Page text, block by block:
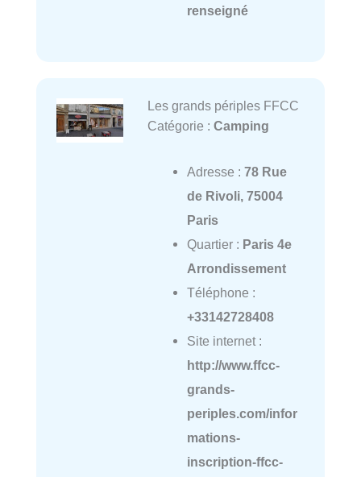
renseigné
Les grands périples FFCC
Catégorie : Camping
Adresse : 78 Rue
de Rivoli, 75004
Paris
Quartier : Paris 4e
Arrondissement
Téléphone :
+33142728408
Site internet :
http://www.ffcc-
grands-
periples.com/infor
mations-
inscription-ffcc-